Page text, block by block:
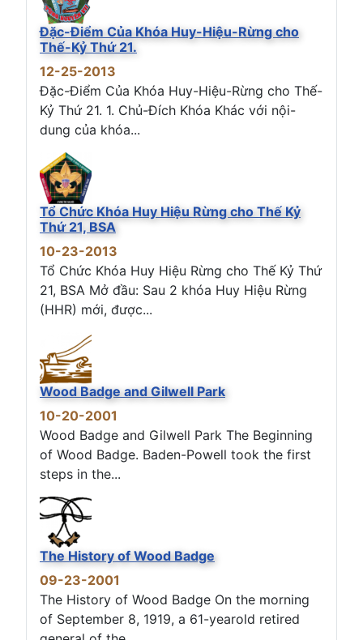
Đặc-Điểm Của Khóa Huy-Hiệu-Rừng cho
Thế-Kỷ Thứ 21.
12-25-2013
Đặc-Điểm Của Khóa Huy-Hiệu-Rừng cho Thế-
Kỷ Thứ 21. 1. Chủ-Đích Khóa Khác với nội-
dung của khóa...
Tổ Chức Khóa Huy Hiệu Rừng cho Thế Kỷ
Thứ 21, BSA
10-23-2013
Tổ Chức Khóa Huy Hiệu Rừng cho Thế Kỷ Thứ
21, BSA Mở đầu: Sau 2 khóa Huy Hiệu Rừng
(HHR) mới, được...
Wood Badge and Gilwell Park
10-20-2001
Wood Badge and Gilwell Park The Beginning
of Wood Badge. Baden-Powell took the first
steps in the...
The History of Wood Badge
09-23-2001
The History of Wood Badge On the morning
of September 8, 1919, a 61-yearold retired